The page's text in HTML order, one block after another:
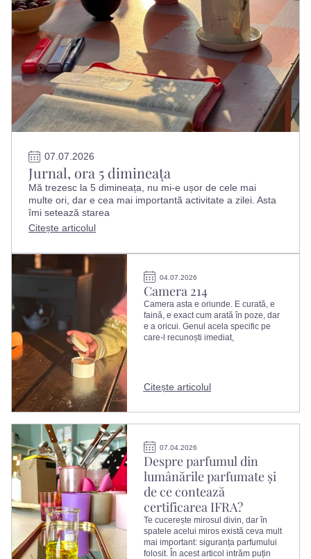
07.07.2026
Jurnal, ora 5 dimineața
Mă trezesc la 5 dimineața, nu mi-e ușor de cele mai
multe ori, dar e cea mai importantă activitate a zilei. Asta
îmi setează starea
Citește articolul
04.07.2026
Camera 214
Camera asta e oriunde. E curată, e
faină, e exact cum arată în poze, dar
e a oricui. Genul acela specific pe
care-l recunoști imediat,
Citește articolul
07.04.2026
Despre parfumul din
lumânările parfumate și
de ce contează
certificarea IFRA?
Te cucerește mirosul divin, dar în
spatele acelui miros există ceva mult
mai important: siguranța parfumului
folosit. În acest articol intrăm puțin